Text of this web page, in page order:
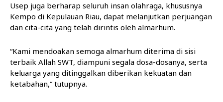
Usep juga berharap seluruh insan olahraga, khususnya
Kempo di Kepulauan Riau, dapat melanjutkan perjuangan
dan cita-cita yang telah dirintis oleh almarhum.
“Kami mendoakan semoga almarhum diterima di sisi
terbaik Allah SWT, diampuni segala dosa-dosanya, serta
keluarga yang ditinggalkan diberikan kekuatan dan
ketabahan,” tutupnya.